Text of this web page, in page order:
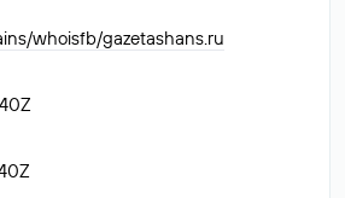
whoisfb/gazetashans.ru